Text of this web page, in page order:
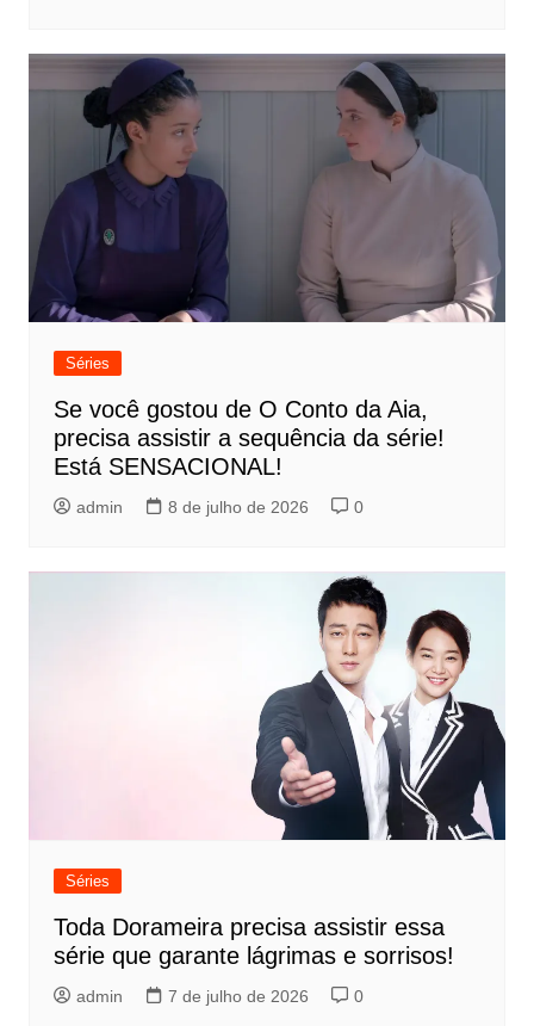
Séries
Se você gostou de O Conto da Aia,
precisa assistir a sequência da série!
Está SENSACIONAL!
admin 8 de julho de 2026 0
Séries
Toda Dorameira precisa assistir essa
série que garante lágrimas e sorrisos!
admin 7 de julho de 2026 0